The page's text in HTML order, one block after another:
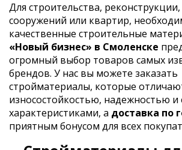
Для строительства,
сооружений или квартир,
качественные строительные
«Новый бизнес» в Смоленске
огромный выбор товаров самых
брендов. У нас вы можете заказать
стройматериалы, которые
износостойкостью, надежностью
характеристиками, а доставка по
приятным бонусом для всех